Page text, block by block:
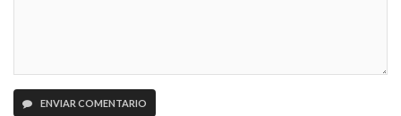
ENVIAR COMENTARIO